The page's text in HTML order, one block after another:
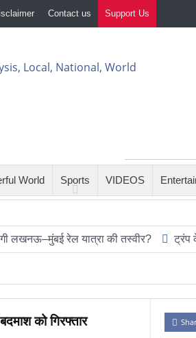
Contact us Support Us
World Sports VIDEOS
रेल यात्रा की तस्वीर? ट्रंप के
को गिरफ्तार